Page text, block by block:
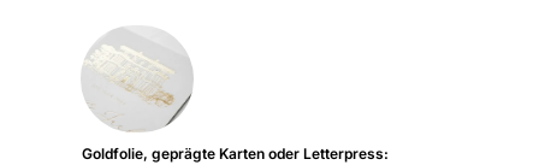
Goldfolie, geprägte Karten oder Letterpress: